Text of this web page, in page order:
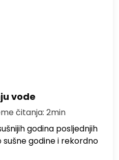
vode
čitanja: 2min
godina posljednjih
godine i rekordno